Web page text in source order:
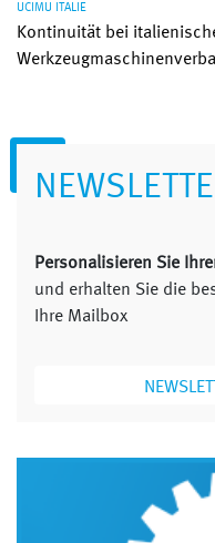
UCIMU ITALIE
Kontinuität bei
Personalisieren Sie
und erhalten Sie die
Ihre Mailbox